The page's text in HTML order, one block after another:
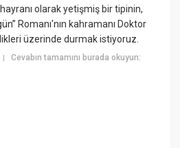
olarak yetişmiş bir tipinin,
Romanı'nın kahramanı Doktor
üzerinde durmak istiyoruz.
|Cevabın tamamını burada okuyun: